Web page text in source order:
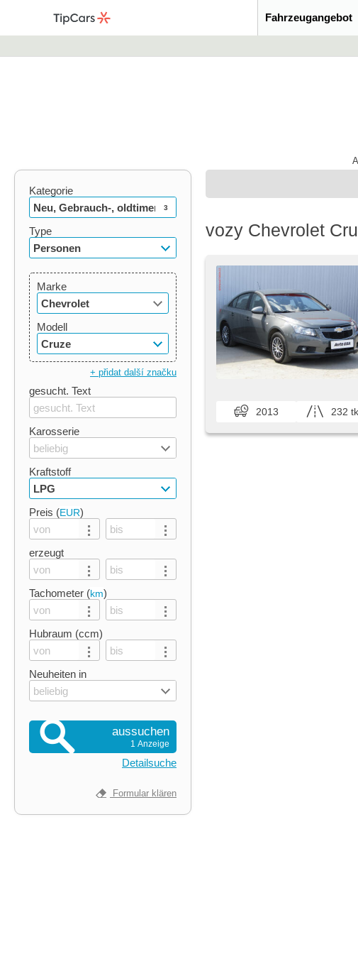
Fahrzeugangebot
Kategorie
Neu, Gebrauch-, oldtimer
3
Type
Personen
Marke
Chevrolet
Modell
Cruze
+ přidat další značku
gesucht. Text
Karosserie
beliebig
Kraftstoff
LPG
Preis (EUR)
erzeugt
Tachometer (km)
Hubraum (ccm)
Neuheiten in
beliebig
aussuchen
1 Anzeige
Detailsuche
Formular klären
vozy Chevrolet
2013 232